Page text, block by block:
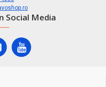
Social Media